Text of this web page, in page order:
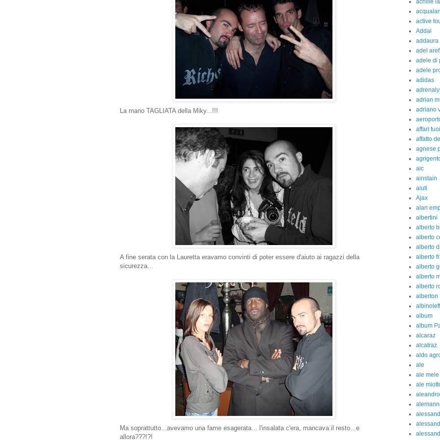
La mano TAGLIATA della Miky...!!!
A fine serata con la Lauretta eravamo convinti di poter essere d'aiuto ai ragazzi della
sicurezza...
Ma soprattutto...avevamo una fame esagerata... l'insalata c'era, mancava il resto...e
allora???!?!
achille
active
Addai
addaura
adel aref
adele di
adele
adidas
adrian
adriano
affari tuoi
affatto
agnese
aic
ainstain
aiuti
Ajax
alan
albertini
alberto
alberto
alberto
alberto
alberto
alberto
alberto
alberton
album
album
alcaraz
alcatraz
aldo
ale
ale mele
ale